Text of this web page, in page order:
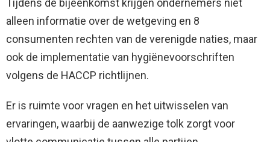
alleen informatie over de wetgeving en 8
consumenten rechten van de verenigde naties, maar
ook de implementatie van hygiënevoorschriften
volgens de HACCP richtlijnen.
Er is ruimte voor vragen en het uitwisselen van
ervaringen, waarbij de aanwezige tolk zorgt voor